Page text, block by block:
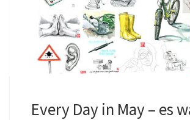
Every Day in May – es